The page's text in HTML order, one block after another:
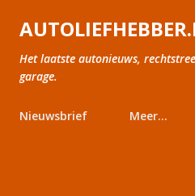
Doorgaan naar
Het laatste autonieuws,
garage.
Nieuwsbrief Meer…